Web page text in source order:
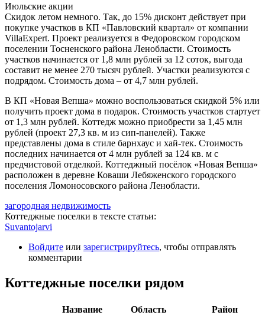
Июльские акции
Скидок летом немного. Так, до 15% дисконт действует при
покупке участков в КП «Павловский квартал» от компании
VillaExpert. Проект реализуется в Федоровском городском
поселении Тосненского района Ленобласти. Стоимость
участков начинается от 1,8 млн рублей за 12 соток, выгода
составит не менее 270 тысяч рублей. Участки реализуются с
подрядом. Стоимость дома – от 4,7 млн рублей.
В КП «Новая Вепша» можно воспользоваться скидкой 5% или
получить проект дома в подарок. Стоимость участков стартует
от 1,3 млн рублей. Коттедж можно приобрести за 1,45 млн
рублей (проект 27,3 кв. м из сип-панелей). Также
представлены дома в стиле барнхаус и хай-тек. Стоимость
последних начинается от 4 млн рублей за 124 кв. м с
предчистовой отделкой. Коттеджный посёлок «Новая Вепша»
расположен в деревне Коваши Лебяженского городского
поселения Ломоносовского района Ленобласти.
загородная недвижимость
Коттеджные поселки в тексте статьи:
Suvantojarvi
Войдите или зарегистрируйтесь, чтобы отправлять
комментарии
Коттеджные поселки рядом
Название Область
Район